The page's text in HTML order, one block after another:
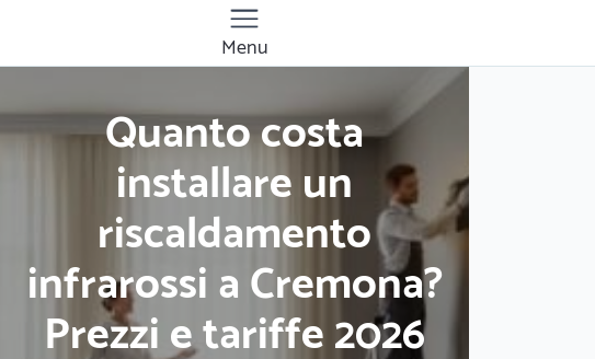
Quanto costa
installare un
riscaldamento
infrarossi a Cremona?
Prezzi e tariffe 2026
Menu